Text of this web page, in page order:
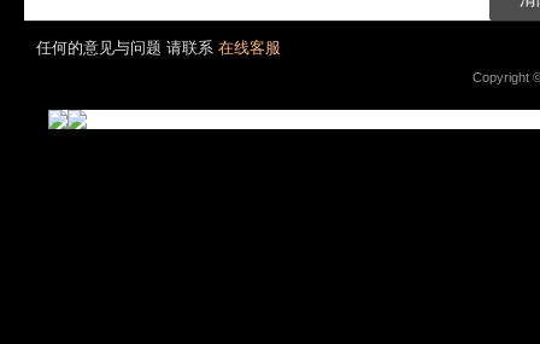
任何的意见与问题 请联系 在线客服
Copyright